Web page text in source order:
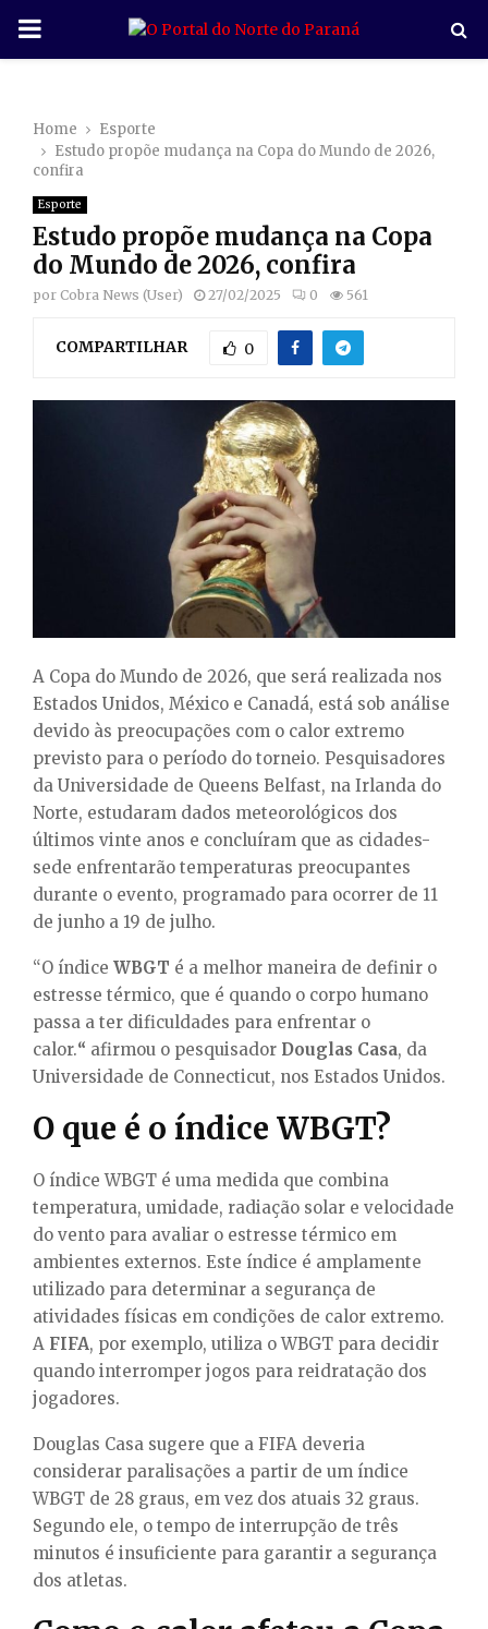
P
M
A
Home
Esporte
Estudo propõe mudança na Copa do Mundo de 2026,
confira
Esporte
Estudo propõe mudança na Copa
do Mundo de 2026, confira
por Cobra News (User) 27/02/2025 0 561
COMPARTILHAR 0
A Copa do Mundo de 2026, que será realizada nos
Estados Unidos, México e Canadá, está sob análise
devido às preocupações com o calor extremo
previsto para o período do torneio. Pesquisadores
da Universidade de Queens Belfast, na Irlanda do
Norte, estudaram dados meteorológicos dos
últimos vinte anos e concluíram que as cidades-
sede enfrentarão temperaturas preocupantes
durante o evento, programado para ocorrer de 11
de junho a 19 de julho.
“O índice WBGT é a melhor maneira de definir o
estresse térmico, que é quando o corpo humano
passa a ter dificuldades para enfrentar o
calor.“ afirmou o pesquisador Douglas Casa, da
Universidade de Connecticut, nos Estados Unidos.
O que é o índice WBGT?
O índice WBGT é uma medida que combina
temperatura, umidade, radiação solar e velocidade
do vento para avaliar o estresse térmico em
ambientes externos. Este índice é amplamente
utilizado para determinar a segurança de
atividades físicas em condições de calor extremo.
A FIFA, por exemplo, utiliza o WBGT para decidir
quando interromper jogos para reidratação dos
jogadores.
Douglas Casa sugere que a FIFA deveria
considerar paralisações a partir de um índice
WBGT de 28 graus, em vez dos atuais 32 graus.
Segundo ele, o tempo de interrupção de três
minutos é insuficiente para garantir a segurança
dos atletas.